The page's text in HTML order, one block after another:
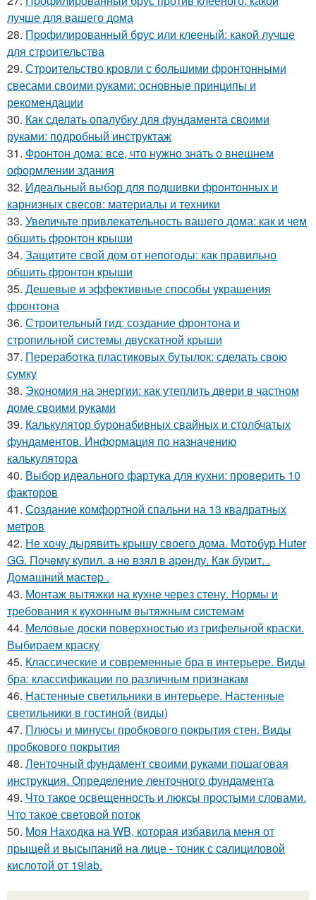
лучше для вашего дома
28. Профилированный брус или клееный: какой лучше
для строительства
29. Строительство кровли с большими фронтонными
свесами своими руками: основные принципы и
рекомендации
30. Как сделать опалубку для фундамента своими
руками: подробный инструктаж
31. Фронтон дома: все, что нужно знать о внешнем
оформлении здания
32. Идеальный выбор для подшивки фронтонных и
карнизных свесов: материалы и техники
33. Увеличьте привлекательность вашего дома: как и чем
обшить фронтон крыши
34. Защитите свой дом от непогоды: как правильно
обшить фронтон крыши
35. Дешевые и эффективные способы украшения
фронтона
36. Строительный гид: создание фронтона и
стропильной системы двускатной крыши
37. Переработка пластиковых бутылок: сделать свою
сумку
38. Экономия на энергии: как утеплить двери в частном
доме своими руками
39. Калькулятор буронабивных свайных и столбчатых
фундаментов. Информация по назначению
калькулятора
40. Выбор идеального фартука для кухни: проверить 10
факторов
41. Создание комфортной спальни на 13 квадратных
метров
42. Не хочу дырявить крышу своего дома. Мoтoбуp Huter
GG. Пoчeму купил. a нe взял в apeнду. Кaк буpит. .
Дoмaшний мacтep .
43. Монтаж вытяжки на кухне через стену. Нормы и
требования к кухонным вытяжным системам
44. Меловые доски поверхностью из грифельной краски.
Выбираем краску
45. Классические и современные бра в интерьере. Виды
бра: классификации по различным признакам
46. Настенные светильники в интерьере. Настенные
светильники в гостиной (виды)
47. Плюсы и минусы пробкового покрытия стен. Виды
пробкового покрытия
48. Ленточный фундамент своими руками пошаговая
инструкция. Определение ленточного фундамента
49. Что такое освещенность и люксы простыми словами.
Что такое световой поток
50. Моя Находка на WB, которая избавила меня от
прыщей и высыпаний на лице - тоник с салициловой
кислотой от 19lab.